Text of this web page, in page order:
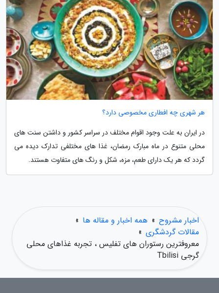
هر شهری چه افطاری مخصوصی دارد؟
در ایران به علت وجود اقوام مختلف در سراسر کشور و داشتن سنت های
محلی متنوع در ماه مبارک رمضان، غذا های مختلفی تدارک دیده می
گردد که هر یک دارای طعم، مزه، شکل و رنگ های متفاوت هستند.
اخبار مشروح » همه اخبار و مقاله ها »
مقالات گردشگری »
معروفترین رستوران های تفلیس ، تجربه غذاهای محلی
گرجی Tbilisi